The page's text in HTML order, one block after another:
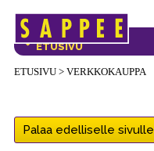
Päävalikko
ETUSIVU> VERKKOKAUPPA
VERKKOKAUPAN
ETUSIVU
Palaa edelliselle sivulle